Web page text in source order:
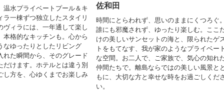
温水プライベートプール＆キ
ラ一棟ずつ独立したスタイリ
ヴィラには、一年通して楽し
本格的なキッチンも。心から
なゆったりとしたリビング
れた瞬間から、そのグレード
だけます。ホテルとは違う別
し方を、心ゆくまでお楽しみ
佐和田
時間にとらわれず、思いのままにくつろぐ
誰にも邪魔されず、ゆったり楽しむ。ここ
けの美しいサンセットの海と、限られたゲ
トをもてなす、我が家のようなプライベー
な空間。お二人で、ご家族で、気心の知れ
仲間たちで。離島ならではの美しい風景と
もに、大切な方と幸せな時をお過ごしくだ
い。